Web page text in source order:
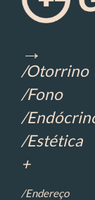
→
/Otorrino
/Fono
/
/Estética
+
/Endereço